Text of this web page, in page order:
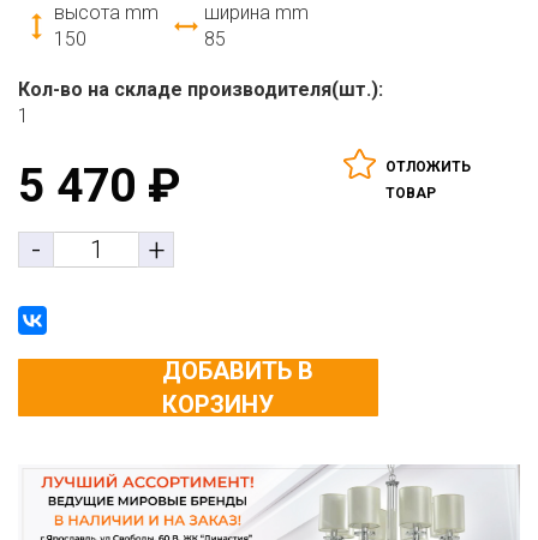
высота mm
150
ширина mm
85
Кол-во на складе производителя(шт.):
1
5 470 ₽
- +
ОТЛОЖИТЬ
ТОВАР
ДОБАВИТЬ В
КОРЗИНУ